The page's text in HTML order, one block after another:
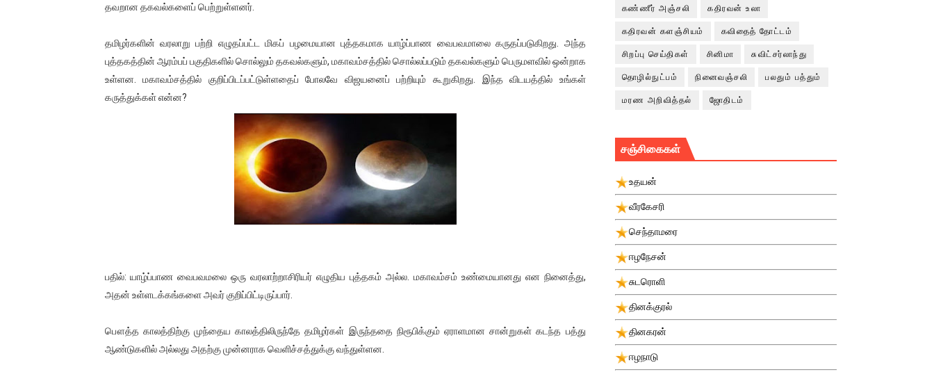
தவறான தகவல்களைப் பெற்றுள்ளனர்.
தமிழர்களின் வரலாறு பற்றி எழுதப்பட்ட மிகப் பழமையான புத்தகமாக யாழ்ப்பாண வைபவமாலை கருதப்படுகிறது. அந்த
புத்தகத்தின் ஆரம்பப் பகுதிகளில் சொல்லும் தகவல்களும், மகாவம்சத்தில் சொல்லப்படும் தகவல்களும் பெருமளவில் ஒன்றாக
உள்ளன. மகாவம்சத்தில் குறிப்பிடப்பட்டுள்ளதைப் போலவே விஜயனைப் பற்றியும் கூறுகிறது. இந்த விடயத்தில் உங்கள்
கருத்துக்கள் என்ன?
பதில்: யாழ்ப்பாண வைபவமலை ஒரு வரலாற்றாசிரியர் எழுதிய புத்தகம் அல்ல. மகாவம்சம் உண்மையானது என நினைத்து,
அதன் உள்ளடக்கங்களை அவர் குறிப்பிட்டிருப்பார்.
பௌத்த காலத்திற்கு முந்தைய காலத்திலிருந்தே தமிழர்கள் இருந்ததை நிரூபிக்கும் ஏராளமான சான்றுகள் கடந்த பத்து
ஆண்டுகளில் அல்லது அதற்கு முன்னராக வெளிச்சத்துக்கு வந்துள்ளன.
கண்ணீர் அஞ்சலி கதிரவன் உலா
கதிரவன் களஞ்சியம் கவிதைத் தோட்டம்
சிறப்பு செய்திகள் சினிமா சுவிட்சர்லாந்து
தொழில்நுட்பம் நினைவஞ்சலி பலதும் பத்தும்
மரண அறிவித்தல் ஜோதிடம்
சஞ்சிகைகள்
உதயன்
வீரகேசரி
செந்தாமரை
ஈழநேசன்
சுடரொளி
தினக்குரல்
தினகரன்
ஈழநாடு